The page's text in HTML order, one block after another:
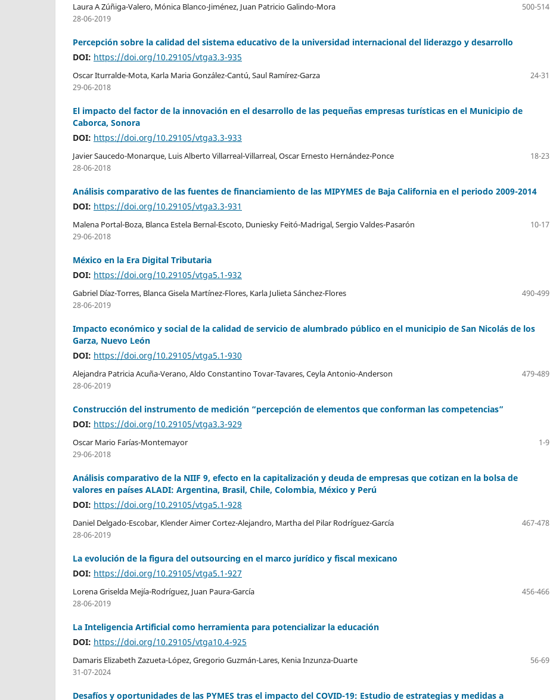
Laura A Zúñiga-Valero, Mónica Blanco-Jiménez, Juan Patricio Galindo-Mora
500-514
28-06-2019
Percepción sobre la calidad del sistema educativo de la universidad internacional del liderazgo y desarrollo
DOI: https://doi.org/10.29105/vtga3.3-935
Oscar Iturralde-Mota, Karla Maria González-Cantú, Saul Ramírez-Garza
24-31
29-06-2018
El impacto del factor de la innovación en el desarrollo de las pequeñas empresas turísticas en el Municipio de
Caborca, Sonora
DOI: https://doi.org/10.29105/vtga3.3-933
Javier Saucedo-Monarque, Luis Alberto Villarreal-Villarreal, Oscar Ernesto Hernández-Ponce
18-23
28-06-2018
Análisis comparativo de las fuentes de financiamiento de las MIPYMES de Baja California en el periodo 2009-2014
DOI: https://doi.org/10.29105/vtga3.3-931
Malena Portal-Boza, Blanca Estela Bernal-Escoto, Duniesky Feitó-Madrigal, Sergio Valdes-Pasarón
10-17
29-06-2018
México en la Era Digital Tributaria
DOI: https://doi.org/10.29105/vtga5.1-932
Gabriel Díaz-Torres, Blanca Gisela Martínez-Flores, Karla Julieta Sánchez-Flores
490-499
28-06-2019
Impacto económico y social de la calidad de servicio de alumbrado público en el municipio de San Nicolás de los
Garza, Nuevo León
DOI: https://doi.org/10.29105/vtga5.1-930
Alejandra Patricia Acuña-Verano, Aldo Constantino Tovar-Tavares, Ceyla Antonio-Anderson
479-489
28-06-2019
Construcción del instrumento de medición “percepción de elementos que conforman las competencias”
DOI: https://doi.org/10.29105/vtga3.3-929
Oscar Mario Farías-Montemayor
1-9
29-06-2018
Análisis comparativo de la NIIF 9, efecto en la capitalización y deuda de empresas que cotizan en la bolsa de
valores en países ALADI: Argentina, Brasil, Chile, Colombia, México y Perú
DOI: https://doi.org/10.29105/vtga5.1-928
Daniel Delgado-Escobar, Klender Aimer Cortez-Alejandro, Martha del Pilar Rodríguez-García
467-478
28-06-2019
La evolución de la figura del outsourcing en el marco jurídico y fiscal mexicano
DOI: https://doi.org/10.29105/vtga5.1-927
Lorena Griselda Mejía-Rodríguez, Juan Paura-García
456-466
28-06-2019
La Inteligencia Artificial como herramienta para potencializar la educación
DOI: https://doi.org/10.29105/vtga10.4-925
Damaris Elizabeth Zazueta-López, Gregorio Guzmán-Lares, Kenia Inzunza-Duarte
56-69
31-07-2024
Desafíos y oportunidades de las PYMES tras el impacto del COVID-19: Estudio de estrategias y medidas a